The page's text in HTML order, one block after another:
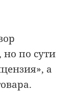
по сути
а